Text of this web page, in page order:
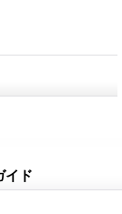
イド